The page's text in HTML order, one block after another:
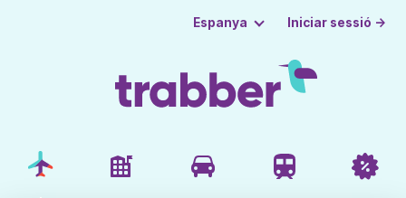
Espanya Iniciar sessió →